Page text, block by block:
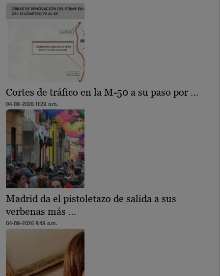
Cortes de tráfico en la M-50 a su paso por …
04-08-2026 11:28 a.m.
Madrid da el pistoletazo de salida a sus
verbenas más …
04-08-2026 9:48 a.m.